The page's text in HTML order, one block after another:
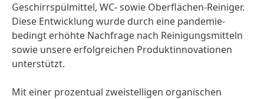
Geschirrspülmittel, WC- sowie Oberflächen-Reiniger.
Diese Entwicklung wurde durch eine pandemie­
bedingt erhöhte Nachfrage nach Reinigungsmitteln
sowie unsere erfolgreichen Produktinnovationen
unterstützt.
Mit einer prozentual zweistelligen organischen